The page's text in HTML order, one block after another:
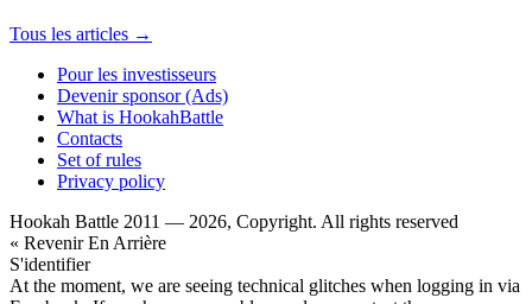
Tous les articles →
Pour les investisseurs
Devenir sponsor (Ads)
What is HookahBattle
Contacts
Set of rules
Privacy policy
Hookah Battle 2011 — 2026, Copyright. All rights reserved
« Revenir En Arrière
S'identifier
At the moment, we are seeing technical glitches when logging in via